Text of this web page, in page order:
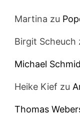
Martina zu
Birgit Scheuch
Michael
Heike Kief zu
Thomas